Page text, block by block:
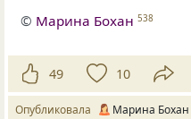
© Марина Бохан 538
49 10
Опубликовала Марина Бохан